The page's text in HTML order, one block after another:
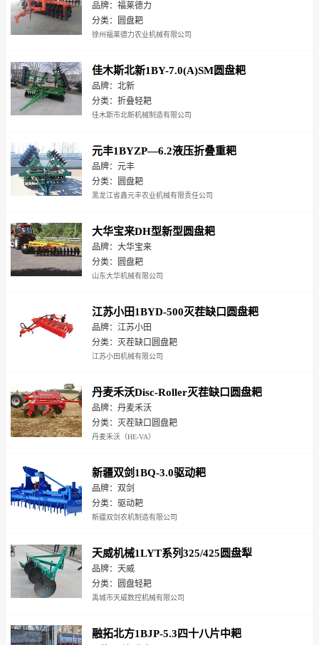
品牌：福莱德力
分类：圆盘耙
徐州福莱德力农业机械有限公司
佳木斯北新1BY-7.0(A)SM圆盘耙
品牌：北新
分类：折叠轻耙
佳木斯市北新机械制造有限公司
元丰1BYZP—6.2液压折叠重耙
品牌：元丰
分类：圆盘耙
黑龙江省鑫元丰农业机械有限责任公司
大华宝来DH型新型圆盘耙
品牌：大华宝来
分类：圆盘耙
山东大华机械有限公司
江苏小田1BYD-500灭茬缺口圆盘耙
品牌：江苏小田
分类：灭茬缺口圆盘耙
江苏小田机械有限公司
丹麦禾沃Disc-Roller灭茬缺口圆盘耙
品牌：丹麦禾沃
分类：灭茬缺口圆盘耙
丹麦禾沃（HE-VA）
新疆双剑1BQ-3.0驱动耙
品牌：双剑
分类：驱动耙
新疆双剑农机制造有限公司
天威机械1LYT系列325/425圆盘犁
品牌：天威
分类：圆盘轻耙
禹城市天威数控机械有限公司
融拓北方1BJP-5.3四十八片中耙